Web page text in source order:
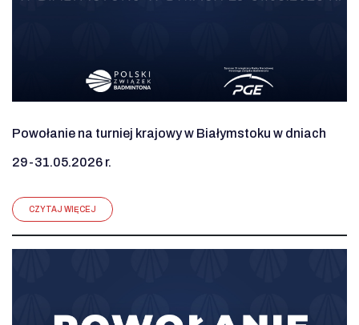
Powołanie na turniej krajowy w Białymstoku w dniach
29-31.05.2026 r.
CZYTAJ WIĘCEJ